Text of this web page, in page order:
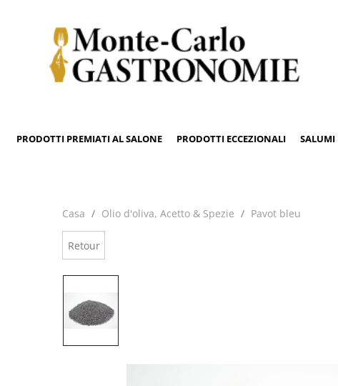
PRODOTTI PREMIATI AL SALONE PRODOTTI ECCEZIONALI SALUMI
Casa Olio d'oliva, Acetto & Spezie Pavot bleu
Retour